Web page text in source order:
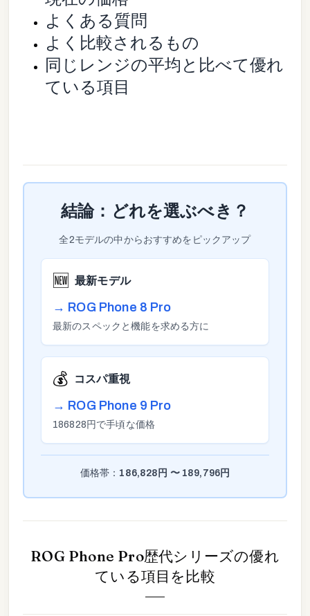
よくある質問
よく比較されるもの
同じレンジの平均と比べて優れ
ている項目
結論：どれを選ぶべき？
全2モデルの中からおすすめをピックアップ
🆕 最新モデル
→ ROG Phone 8 Pro
最新のスペックと機能を求める方に
💰 コスパ重視
→ ROG Phone 9 Pro
186828 円で手頃な価格
価格帯： 186,828 円 〜 189,796 円
ROG Phone Pro歴代シリーズの優れ
ている項目を比較